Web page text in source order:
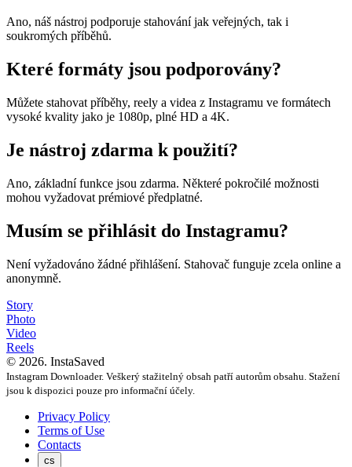
Ano, náš nástroj podporuje stahování jak veřejných, tak i
soukromých příběhů.
Které formáty jsou podporovány?
Můžete stahovat příběhy, reely a videa z Instagramu ve formátech
vysoké kvality jako je 1080p, plné HD a 4K.
Je nástroj zdarma k použití?
Ano, základní funkce jsou zdarma. Některé pokročilé možnosti
mohou vyžadovat prémiové předplatné.
Musím se přihlásit do Instagramu?
Není vyžadováno žádné přihlášení. Stahovač funguje zcela online a
anonymně.
Story
Photo
Video
Reels
© 2026. InstaSaved
Instagram Downloader. Veškerý stažitelný obsah patří autorům obsahu. Stažení
jsou k dispozici pouze pro informační účely.
Privacy Policy
Terms of Use
Contacts
cs